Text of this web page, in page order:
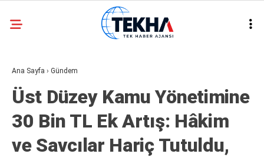
31.2
ASAYIŞ
GÜNDEM
GENEL
Ana Sayfa › Gündem
Üst Düzey Kamu Yönetimine
30 Bin TL Ek Artış: Hâkim
ve Savcılar Hariç Tutuldu,